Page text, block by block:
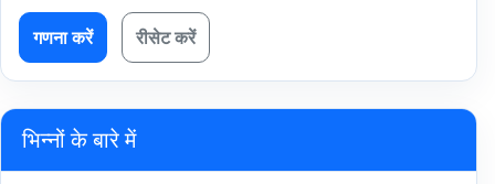
गणना करें रीसेट करें
भिन्नों के बारे में